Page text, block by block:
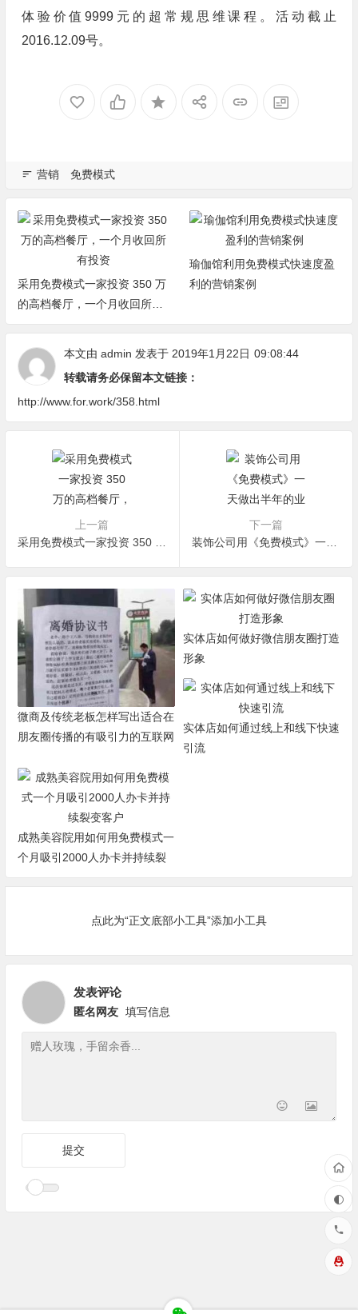
体验价值9999元的超常规思维课程。活动截止
2016.12.09号。
营销 免费模式
采用免费模式一家投资 350 万
的高档餐厅，一个月收回所有
投资
瑜伽馆利用免费模式快速度盈
利的营销案例
本文由 admin 发表于 2019年1月22日 09:08:44
转载请务必保留本文链接：
http://www.for.work/358.html
上一篇
下一篇
装饰公司用《免费模式》一天做出半年的业绩的核心机密到底是什么？
微商及传统老板怎样写出适合在
朋友圈传播的有吸引力的互联网
实体店如何做好微信朋友圈打造
形象
实体店如何通过线上和线下快速
引流
成熟美容院用如何用免费模式一
个月吸引2000人办卡并持续裂
变客户
点此为“正文底部小工具”添加小工具
发表评论
匿名网友 填写信息